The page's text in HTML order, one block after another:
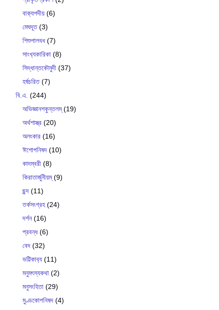
বাক‍্যপদীয় (6)
মেঘদূত(3)
শিশুপালবধ(7)
সাংখ‍্যকারিকা (8)
সিদ্ধান্তকৌমুদী (37)
হর্ষচরিত(7)
বি.এ. (244)
অভিজ্ঞানশকুন্তলম্(19)
অর্থশাস্ত্র (20)
অলংকার (16)
ঈশোপনিষদ (10)
কাদম্বরী (8)
কিরাতার্জুনীয়ম্(9)
ছন্দ (11)
তর্কসংগ্রহ(24)
দর্শন(16)
প্রবন্ধ(6)
বেদ (32)
ভট্টিকাব‍্য (11)
মনুমৎস্যকথা (2)
মনুসংহিতা (29)
মুণ্ডকোপনিষদ (4)